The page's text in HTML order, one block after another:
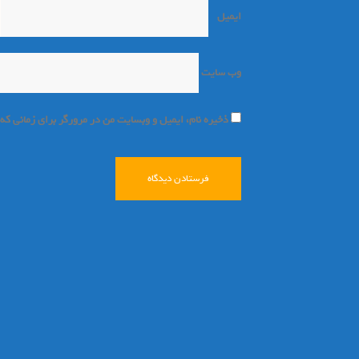
ایمیل
وب‌ سایت
ذخیره نام، ایمیل و وبسایت من در مرورگر برای زمانی